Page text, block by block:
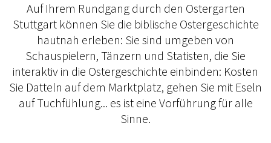
Auf Ihrem Rundgang durch den Ostergarten
Stuttgart können Sie die biblische Ostergeschichte
hautnah erleben: Sie sind umgeben von
Schauspielern, Tänzern und Statisten, die Sie
interaktiv in die Ostergeschichte einbinden: Kosten
Sie Datteln auf dem Marktplatz, gehen Sie mit Eseln
auf Tuchfühlung... es ist eine Vorführung für alle
Sinne.